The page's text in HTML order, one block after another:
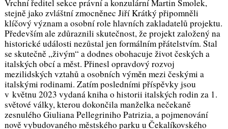
Vrchní ředitel sekce právní a konzulární Martin Smolek,
stejně jako zvláštní zmocněnec Jiří Krátký připomněli
klíčový význam a osobní role hlavních zakladatelů projektu.
Především ale zdůraznili skutečnost, že projekt založený na
historické události nezůstal jen formálním přátelstvím. Stal
se skutečně „živým“ a dodnes obohacuje život českých a
italských obcí a měst. Přinesl opravdový rozvoj
mezilidských vztahů a osobních výměn mezi českými a
italskými rodinami. Zatím posledními příspěvky jsou
v květnu 2023 vydaná kniha o historii italských rodin za 1.
světové války, kterou dokončila manželka nečekaně
zesnulého Giuliana Pellegriniho Patrizia, a pojmenování
nově vybudovaného městského parku u Čekalíkovského